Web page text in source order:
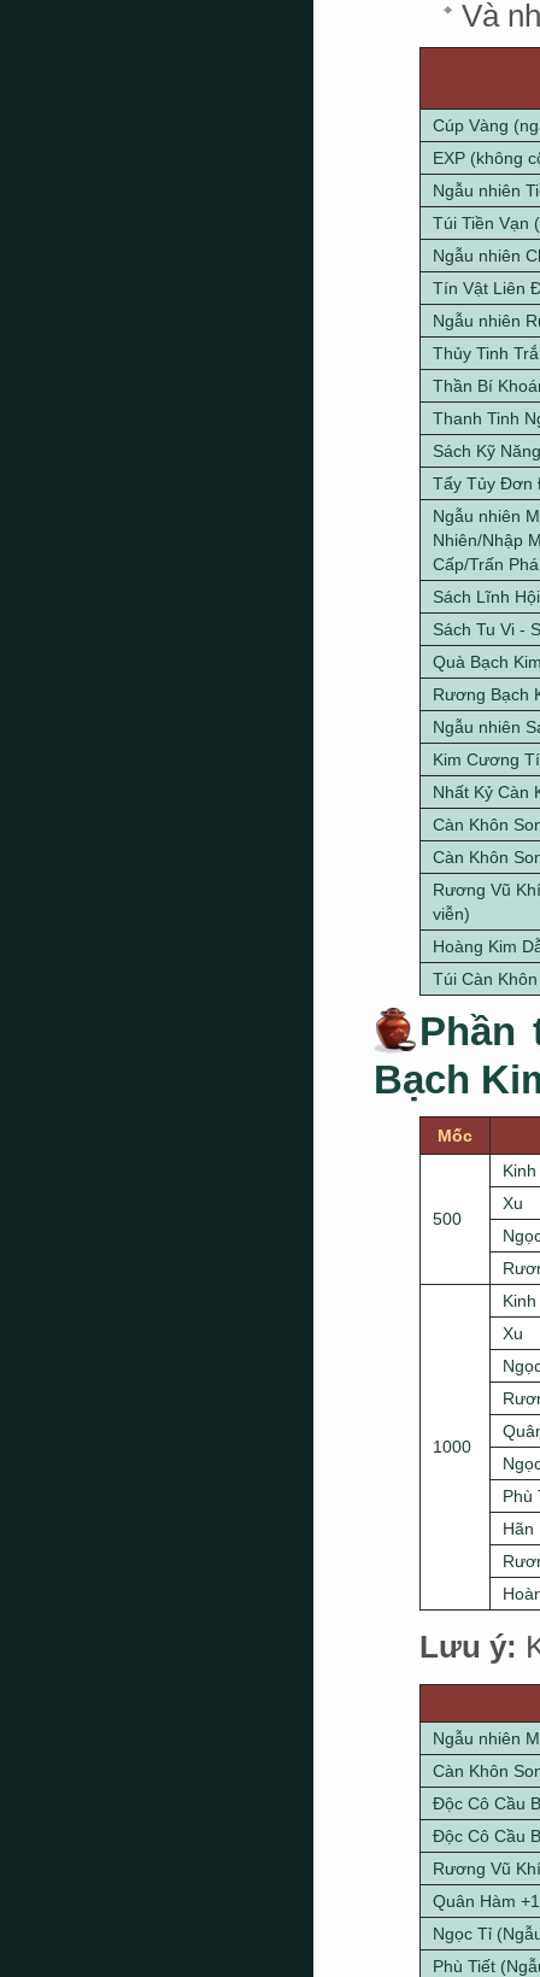
Và
Cúp Vàng
EXP (không
Ngẫu nhiên
Túi Tiền Vạn
Ngẫu nhiên
Tín Vật Liên
Ngẫu nhiên
Thủy Tinh
Thần Bí
Thanh Tinh
Sách Kỹ
Tẩy Tủy Đơn
Ngẫu nhiên
Nhiên/Nhập
Cấp/Trấn
Sách Lĩnh Hội
Sách Tu Vi -
Quà Bạch
Rương Bạch
Ngẫu nhiên
Kim Cương
Nhất Kỷ Càn
Càn Khôn
Càn Khôn
Rương Vũ
viễn)
Hoàng Kim
Túi Càn
Bạch
Mốc
500
Xu
1000
Xu
Phù
Hãn
Lưu ý:
Ngẫu nhiên
Càn Khôn
Độc Cô Cầu
Độc Cô Cầu
Rương Vũ
Quân Hàm
Ngọc Tỉ
Phù Tiết